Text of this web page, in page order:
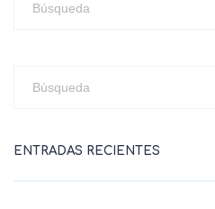
ENTRADAS RECIENTES